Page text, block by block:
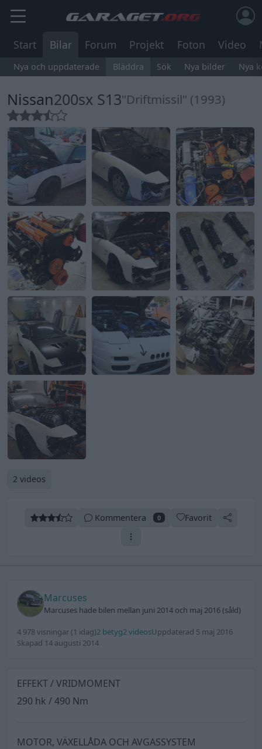
Start Bilar Forum Projekt Foton Video
Nya och uppdaterade Bläddra Sök Nya bilder Nya
Nissan200sx S13"Driftmissil" (1993)
2 videos
Kommentera 0 Favorit
Marcuses
Marcuses hade bilen mellan juni 2014 och maj 2016 (såld)
4 978 visningar (1 idag)2 betyg2 videosUppdaterad 5 maj 2016
Skapad 14 augusti 2014
EFFEKT / VRIDMOMENT
290 hk / 490 Nm
MOTOR, VÄXELLÅDA OCH AVGASSYSTEM